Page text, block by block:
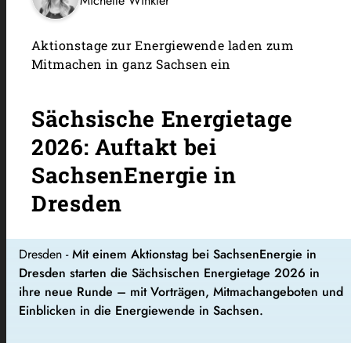
Aktionstage zur Energiewende laden zum
Mitmachen in ganz Sachsen ein
Sächsische Energietage
2026: Auftakt bei
SachsenEnergie in
Dresden
Dresden -Mit einem Aktionstag bei SachsenEnergie in
Dresden starten die Sächsischen Energietage 2026 in
ihre neue Runde – mit Vorträgen, Mitmachangeboten und
Einblicken in die Energiewende in Sachsen.